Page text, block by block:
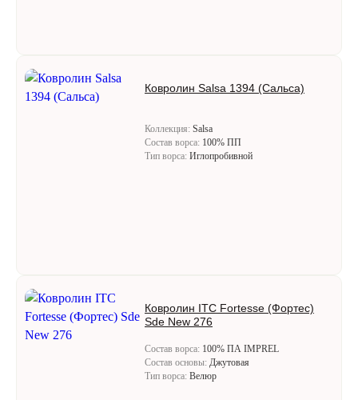
Ковролин Salsa 1394 (Сальса)
Коллекция: Salsa
Состав ворса: 100% ПП
Тип ворса: Иглопробивной
Ковролин ITC Fortesse (Фортес)
Sde New 276
Состав ворса:
100% ПА IMPREL
Состав основы: Джутовая
Тип ворса: Велюр